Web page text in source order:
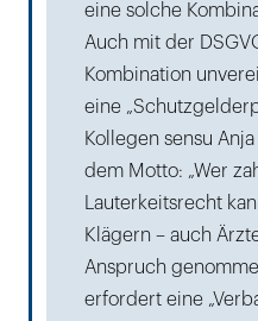
eine solche
Auch mit der
Kombination
eine
Kollegen sensu
dem Motto: „Wer
Lauterkeitsrecht
Klägern – auch
Anspruch
erfordert eine